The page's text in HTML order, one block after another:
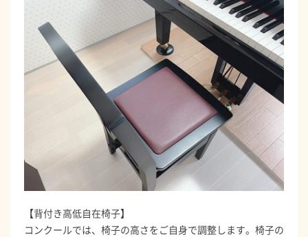
【背付き高低自在椅子】
コンクールでは、椅子の高さをご自身で調整します。椅子の